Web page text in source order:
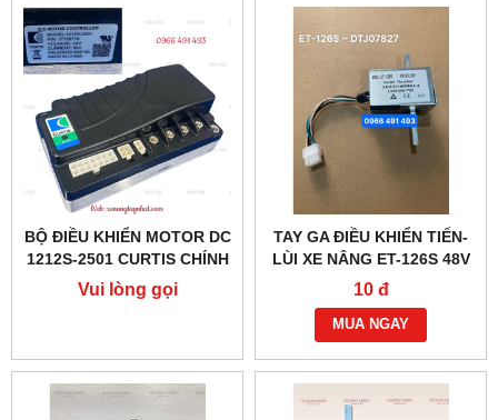
BỘ ĐIỀU KHIỂN MOTOR DC
1212S-2501 CURTIS CHÍNH
HÃNG
Vui lòng gọi
TAY GA ĐIỀU KHIỂN TIẾN-
LÙI XE NÂNG ET-126S 48V
(6 DÂY)
10 đ
MUA NGAY